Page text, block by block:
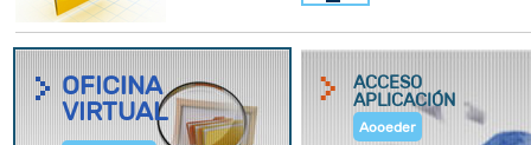
OFICINA
VIRTUAL
ACCESO
APLICACIÓN
Acceder